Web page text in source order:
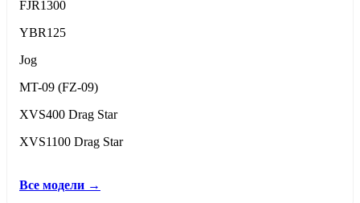
FJR1300
YBR125
Jog
MT-09 (FZ-09)
XVS400 Drag Star
XVS1100 Drag Star
Все модели →